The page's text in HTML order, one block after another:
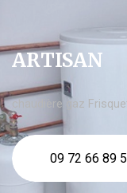
ARTISAN
chaudière gaz
09 72 66 89